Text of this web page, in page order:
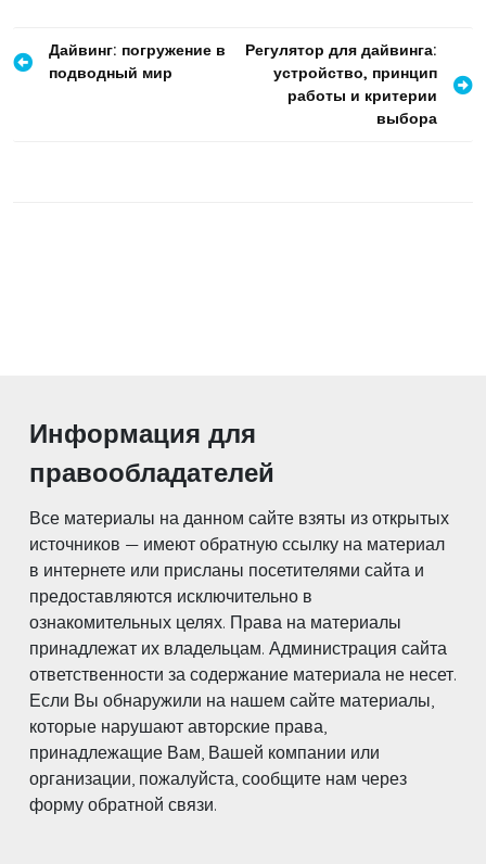
Навигация
Дайвинг: погружение в
подводный мир
Регулятор для дайвинга:
устройство, принцип
работы и критерии
выбора
Информация для
правообладателей
Все материалы на данном сайте взяты из открытых
источников — имеют обратную ссылку на материал
в интернете или присланы посетителями сайта и
предоставляются исключительно в
ознакомительных целях. Права на материалы
принадлежат их владельцам. Администрация сайта
ответственности за содержание материала не несет.
Если Вы обнаружили на нашем сайте материалы,
которые нарушают авторские права,
принадлежащие Вам, Вашей компании или
организации, пожалуйста, сообщите нам через
форму обратной связи.